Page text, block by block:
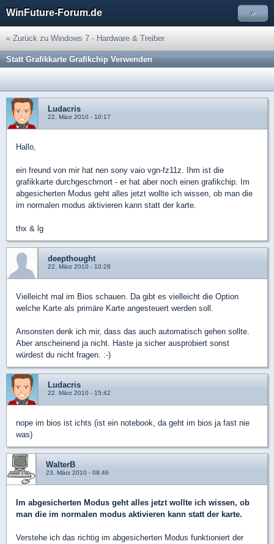
WinFuture-Forum.de »
« Zurück zu Windows 7 - Hardware & Treiber
Statt Grafikkarte Grafikchip Verwenden
Ludacris
22. März 2010 - 10:17
Hallo,
ein freund von mir hat nen sony vaio vgn-fz11z. Ihm ist die
grafikkarte durchgeschmort - er hat aber noch einen grafikchip. Im
abgesicherten Modus geht alles jetzt wollte ich wissen, ob man die
im normalen modus aktivieren kann statt der karte.
thx & lg
deepthought
22. März 2010 - 10:28
Vielleicht mal im Bios schauen. Da gibt es vielleicht die Option
welche Karte als primäre Karte angesteuert werden soll.
Ansonsten denk ich mir, dass das auch automatisch gehen sollte.
Aber anscheinend ja nicht. Haste ja sicher ausprobiert sonst
würdest du nicht fragen. :-)
Ludacris
22. März 2010 - 15:42
nope im bios ist ichts (ist ein notebook, da geht im bios ja fast nie
was)
WalterB
23. März 2010 - 08:46
Im abgesicherten Modus geht alles jetzt wollte ich wissen, ob
man die im normalen modus aktivieren kann statt der karte.
Verstehe ich das richtig im abgesicherten Modus funktioniert der